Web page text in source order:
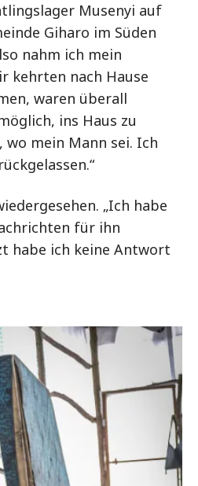
Musenyi auf
Giharo im Süden
nahm ich mein
kehrten nach Hause
waren überall
ins Haus zu
mein Mann sei. Ich
„Ich habe
für ihn
habe ich keine Antwort